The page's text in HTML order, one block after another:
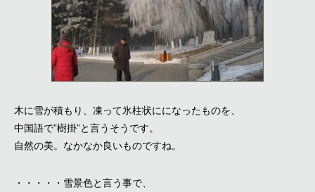
木に雪が積もり、凍って氷柱状にになったものを、
中国語で”樹掛”と言うそうです。
自然の美。なかなか良いものですね。
・・・・・雪景色と言う事で、